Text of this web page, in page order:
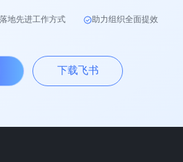
地先进工作方式 助力组织全面提效
下载飞书